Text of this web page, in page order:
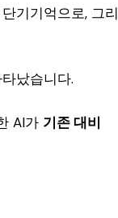
기기억으로, 그리
났습니다.
AI가 기존 대비